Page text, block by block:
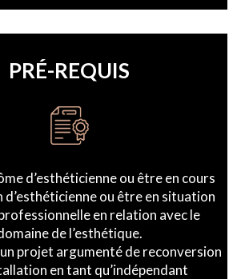
PRÉ-REQUIS
d’esthéticienne ou être en cours
ou être en situation
en relation avec le
de l’esthétique.
projet argumenté de reconversion
en tant qu’indépendant